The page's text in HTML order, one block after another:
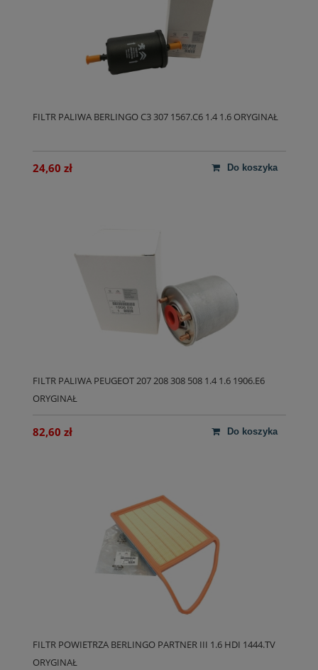
FILTR PALIWA BERLINGO C3 307 1567.C6 1.4 1.6 ORYGINAŁ
24,60 zł do koszyka
FILTR PALIWA PEUGEOT 207 208 308 508 1.4 1.6 1906.E6
ORYGINAŁ
82,60 zł do koszyka
FILTR POWIETRZA BERLINGO PARTNER III 1.6 HDI 1444.TV
ORYGINAŁ